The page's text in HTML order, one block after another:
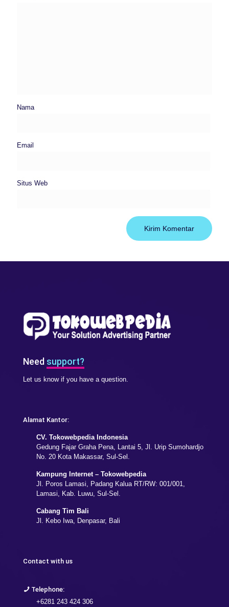
Nama
Email
Situs Web
Need support?
Let us know if you have a question.
Alamat Kantor:
CV. Tokowebpedia Indonesia
Gedung Fajar Graha Pena, Lantai 5, Jl. Urip Sumohardjo
No. 20 Kota Makassar, Sul-Sel.
Kampung Internet – Tokowebpedia
Jl. Poros Lamasi, Padang Kalua RT/RW: 001/001,
Lamasi, Kab. Luwu, Sul-Sel.
Cabang Tim Bali
Jl. Kebo Iwa, Denpasar, Bali
Contact with us
Telephone:
+6281 243 424 306